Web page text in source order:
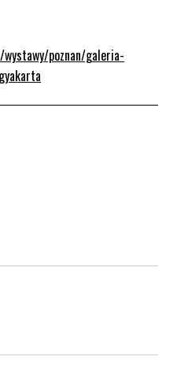
poznan/galeria-
na Facebook. Strona otwiera się
artykuł na Twitter. Strona otwiera
artykuł na Linkedin. Strona